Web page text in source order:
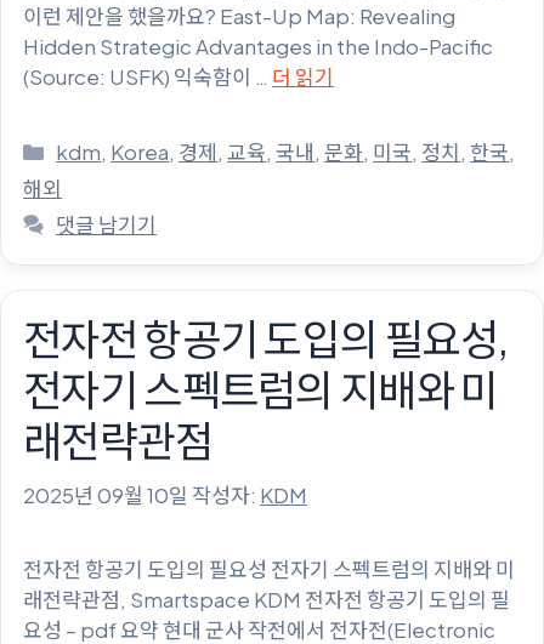
이런 제안을 했을까요? East-Up Map: Revealing
Hidden Strategic Advantages in the Indo-Pacific
(Source: USFK) 익숙함이 … 더 읽기
카
테
고
리
kdm, Korea, 경제,교육,국내,문화, 미국, 정치, 한국,
해외
댓글 남기기
전자전 항공기 도입의 필요성,
전자기 스펙트럼의 지배와 미
래전략관점
2025년 09월 10일 작성자: KDM
전자전 항공기 도입의 필요성 전자기 스펙트럼의 지배와 미
래전략관점, Smartspace KDM 전자전 항공기 도입의 필
요성 – pdf 요약 현대 군사 작전에서 전자전(Electronic